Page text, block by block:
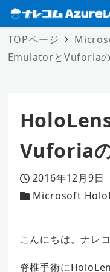
TOPページ
EmulatorとVuforia
Vuforia
投稿日
2016年12月9日
カテゴリー
Microsoft
こんにちは。ナレ
脊椎手術に